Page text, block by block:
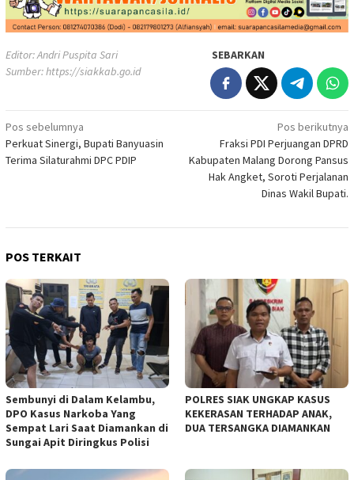
Editor: Andri Puspita Sari
Sumber:https://siakkab.go.id
SEBARKAN
Navigasi
pos
Pos sebelumnya
Perkuat Sinergi, Bupati Banyuasin
Terima Silaturahmi DPC PDIP
Pos berikutnya
Fraksi PDI Perjuangan DPRD
Kabupaten Malang Dorong Pansus
Hak Angket, Soroti Perjalanan
Dinas Wakil Bupati.
POS TERKAIT
Sembunyi di Dalam Kelambu,
DPO Kasus Narkoba Yang
Sempat Lari Saat Diamankan di
Sungai Apit Diringkus Polisi
POLRES SIAK UNGKAP KASUS
KEKERASAN TERHADAP ANAK,
DUA TERSANGKA DIAMANKAN